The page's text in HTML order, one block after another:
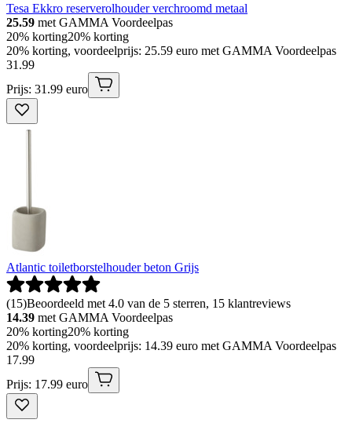
Tesa Ekkro reserverolhouder verchroomd metaal
25.59 met GAMMA Voordeelpas
20% korting20% korting
20% korting, voordeelprijs: 25.59 euro met GAMMA Voordeelpas
31 .99
Prijs: 31.99 euro
Atlantic toiletborstelhouder beton Grijs
(15)Beoordeeld met 4.0 van de 5 sterren, 15 klantreviews
14.39 met GAMMA Voordeelpas
20% korting20% korting
20% korting, voordeelprijs: 14.39 euro met GAMMA Voordeelpas
17.99
Prijs: 17.99 euro